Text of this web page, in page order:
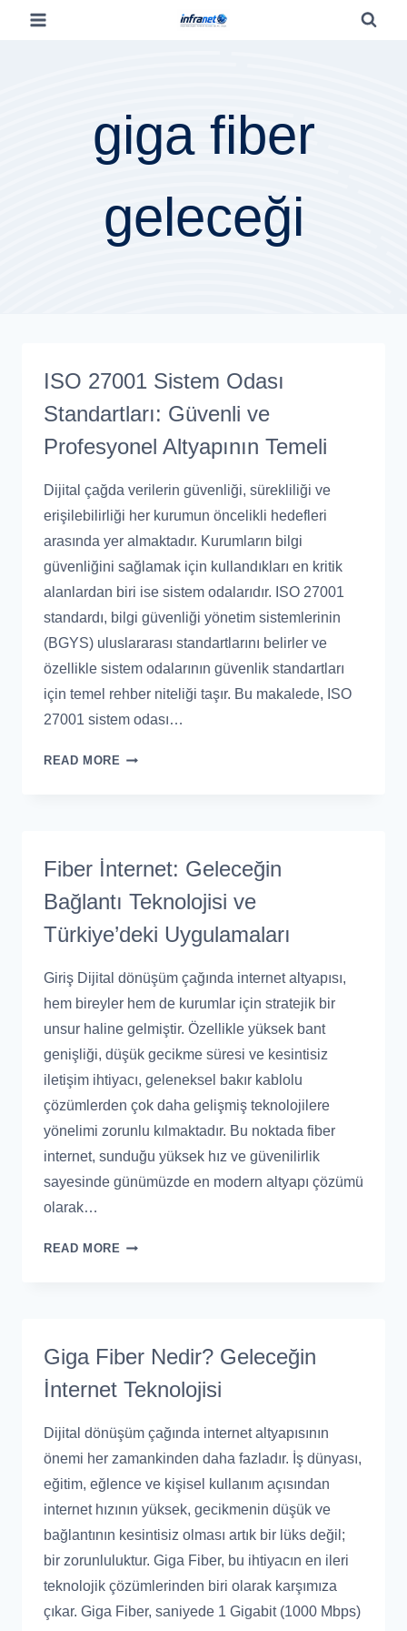
giga fiber
geleceği
ISO 27001 Sistem Odası
Standartları: Güvenli ve
Profesyonel Altyapının Temeli
Dijital çağda verilerin güvenliği, sürekliliği ve
erişilebilirliği her kurumun öncelikli hedefleri
arasında yer almaktadır. Kurumların bilgi
güvenliğini sağlamak için kullandıkları en kritik
alanlardan biri ise sistem odalarıdır. ISO 27001
standardı, bilgi güvenliği yönetim sistemlerinin
(BGYS) uluslararası standartlarını belirler ve
özellikle sistem odalarının güvenlik standartları
için temel rehber niteliği taşır. Bu makalede, ISO
27001 sistem odası…
READ MORE
Fiber İnternet: Geleceğin
Bağlantı Teknolojisi ve
Türkiye’deki Uygulamaları
Giriş Dijital dönüşüm çağında internet altyapısı,
hem bireyler hem de kurumlar için stratejik bir
unsur haline gelmiştir. Özellikle yüksek bant
genişliği, düşük gecikme süresi ve kesintisiz
iletişim ihtiyacı, geleneksel bakır kablolu
çözümlerden çok daha gelişmiş teknolojilere
yönelimi zorunlu kılmaktadır. Bu noktada fiber
internet, sunduğu yüksek hız ve güvenilirlik
sayesinde günümüzde en modern altyapı çözümü
olarak…
READ MORE
Giga Fiber Nedir? Geleceğin
İnternet Teknolojisi
Dijital dönüşüm çağında internet altyapısının
önemi her zamankinden daha fazladır. İş dünyası,
eğitim, eğlence ve kişisel kullanım açısından
internet hızının yüksek, gecikmenin düşük ve
bağlantının kesintisiz olması artık bir lüks değil;
bir zorunluluktur. Giga Fiber, bu ihtiyacın en ileri
teknolojik çözümlerinden biri olarak karşımıza
çıkar. Giga Fiber, saniyede 1 Gigabit (1000 Mbps)